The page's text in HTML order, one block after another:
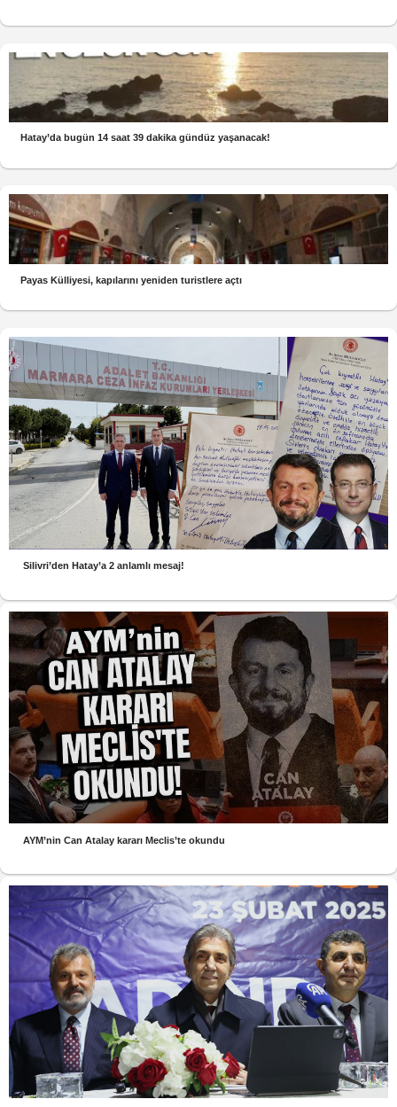
Hatay’da bugün 14 saat 39 dakika gündüz yaşanacak!
Payas Külliyesi, kapılarını yeniden turistlere açtı
Silivri’den Hatay’a 2 anlamlı mesaj!
AYM’nin Can Atalay kararı Meclis’te okundu